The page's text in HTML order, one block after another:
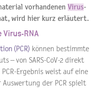
vorhandenen Virus-
hat, wird hier kurz erläutert.
Virus-RNA
(PCR) können bestimmte
– von SARS-CoV-2 direkt
Ergebnis weist auf eine
der PCR spielt